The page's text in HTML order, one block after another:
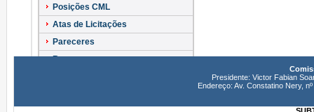
Posições CML
Atas de Licitações
Pareceres
Recursos
Presidente: Victor Fabian
Endereço: Av. Constatino Nery,